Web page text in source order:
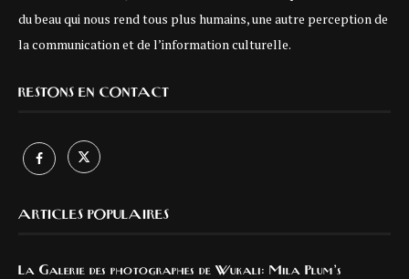
du beau qui nous rend tous plus humains, une autre perception de
la communication et de l’information culturelle.
RESTONS EN CONTACT
ARTICLES POPULAIRES
La Galerie des photographes de Wukali: Mila Plum’s